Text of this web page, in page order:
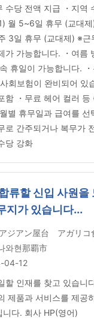
수당 전액 지급 ・지역
월 5~6일 휴무 (교대
3일 휴무 (교대제) ※근
가 가능합니다. ・여름
휴일이 가능합니다.
회보험이 완비되어 있
함 ・무료 헤어 컬러 등
별 휴무일과 급여를
로 간주되거나 복무가
당 강화
류할 신입 사원을
지가 있습니다...
ジアン屋台 アガリコ
와현那覇市
04-12
할 인재를 찾고 있습니
제품과 서비스를 제공
니다. 회사 HP(영어)